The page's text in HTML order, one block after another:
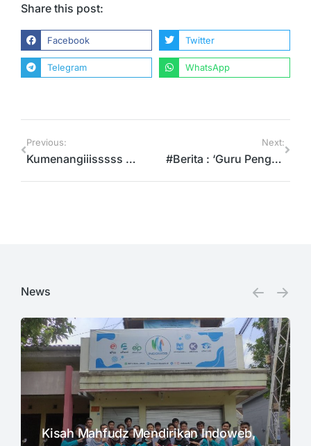
Share this post:
Facebook Twitter
Telegram WhatsApp
Previous:
Kumenangiiisssss membayangkan bikin laporan masih manual! Lelah, letih, lesu, lunglai bawaannya ?!
Next:
#Berita : ‘Guru Penggerak’ Di Masa Pandemi Sebagai Solusi Perubahan Pendidikan di Indonesia !
News
Kisah Mahfudz Mendirikan Indoweb,